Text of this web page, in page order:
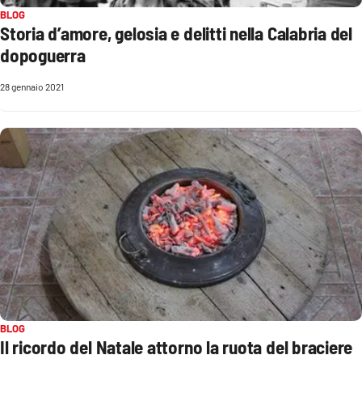
Catanzaro
Crotone
Vibo Valentia
Reggio Calabria
Cosenza
Lamezia Terme
PROGETTI
SPECIALI
Buona Sanità Calabria
BLOG
Storia d’amore, gelosia e delitti nella Calabria del
dopoguerra
28 gennaio 2021
BLOG
Il ricordo del Natale attorno la ruota del braciere